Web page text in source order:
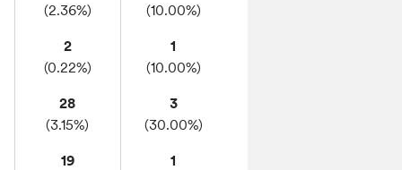
(2.36%)
(10.00%)
2
(0.22%)
1
(10.00%)
28
(3.15%)
3
(30.00%)
19
1